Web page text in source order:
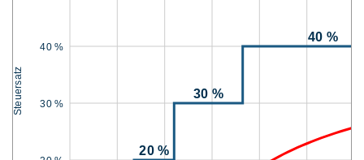
30 %
40 %
20 %
30 %
40 %
Steuersatz